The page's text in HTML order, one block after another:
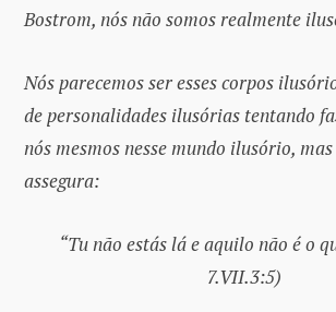
Bostrom, nós não somos realmente
Nós parecemos ser esses corpos
de personalidades ilusórias tentando
nós mesmos nesse mundo ilusório,
assegura:
“Tu não estás lá e aquilo não é o
7.VII.3:5)